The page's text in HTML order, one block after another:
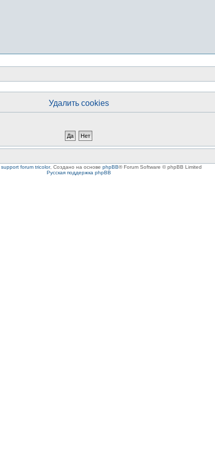
Удалить cookies
support forum tricolor, Создано на основе phpBB® Forum Software © phpBB Limited
Русская поддержка phpBB